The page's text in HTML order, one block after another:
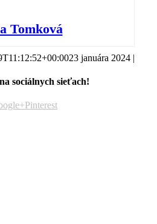
Tomková
23 januára 2024 |
sociálnych sieťach!
Pinterest